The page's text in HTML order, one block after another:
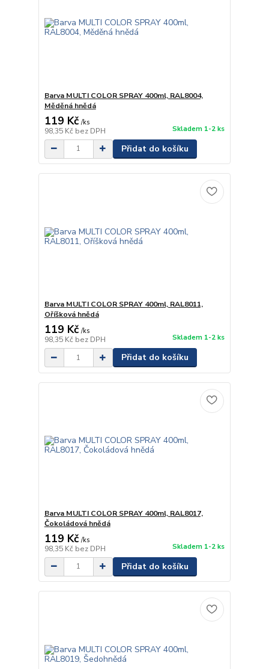
Barva MULTI COLOR SPRAY 400ml, RAL8004,
Měděná hnědá
119 Kč /ks
98,35 Kč bez DPH Skladem 1-2 ks
Přidat do košíku
Barva MULTI COLOR SPRAY 400ml, RAL8011,
Oříšková hnědá
119 Kč /ks
98,35 Kč bez DPH Skladem 1-2 ks
Přidat do košíku
Barva MULTI COLOR SPRAY 400ml, RAL8017,
Čokoládová hnědá
119 Kč /ks
98,35 Kč bez DPH Skladem 1-2 ks
Přidat do košíku